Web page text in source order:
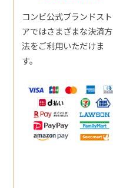
コンビ公式ブランドスト
アではさまざまな決済方
法をご利用いただけま
す。